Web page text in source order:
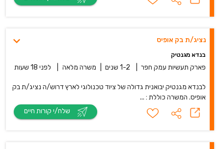
נציג/ת בק אופיס
בנדא מגנטיק
פארק תעשיות עמק חפר 1-2 שנים משרה מלאה לפני 18 שעות
לבנדא מגנטיק יבואנית גדולה של ציוד טכנולוגי לארץ דרוש/ה נציג/ת בק
אופיס. המשרה כוללת : ...